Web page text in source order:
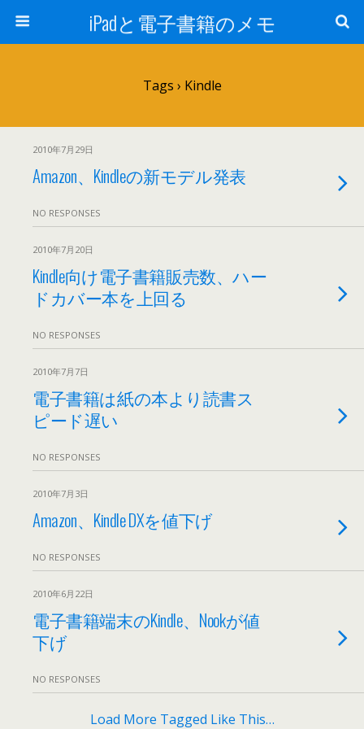
iPadと電子書籍のメモ
Tags › Kindle
2010年7月29日
Amazon、Kindleの新モデル発表
NO RESPONSES
2010年7月20日
Kindle向け電子書籍販売数、ハー
ドカバー本を上回る
NO RESPONSES
2010年7月7日
電子書籍は紙の本より読書ス
ピード遅い
NO RESPONSES
2010年7月3日
Amazon、Kindle DXを値下げ
NO RESPONSES
2010年6月22日
電子書籍端末のKindle、Nookが値
下げ
NO RESPONSES
Load More Tagged Like This…